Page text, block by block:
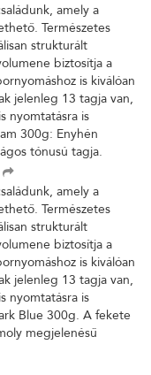
amely a
Természetes
strukturált
biztosítja a
is kiválóan
jelenleg 13 tagja van,
nyomtatásra is
300g: Enyhén
tónusú tagja.
amely a
Természetes
strukturált
biztosítja a
is kiválóan
jelenleg 13 tagja van,
nyomtatásra is
Blue 300g. A fekete
megjelenésű